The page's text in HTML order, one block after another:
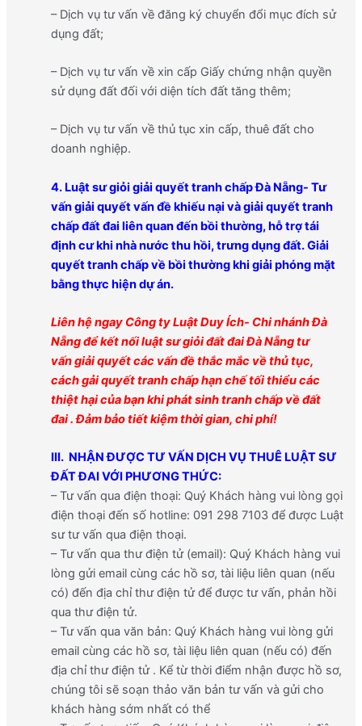
– Dịch vụ tư vấn về đăng ký chuyển đổi mục đích sử
dụng đất;
– Dịch vụ tư vấn về xin cấp Giấy chứng nhận quyền
sử dụng đất đối với diện tích đất tăng thêm;
– Dịch vụ tư vấn về thủ tục xin cấp, thuê đất cho
doanh nghiệp.
4. Luật sư giỏi giải quyết tranh chấp Đà Nẵng- Tư
vấn giải quyết vấn đề khiếu nại và giải quyết tranh
chấp đất đai liên quan đến bồi thường, hỗ trợ tái
định cư khi nhà nước thu hồi, trưng dụng đất. Giải
quyết tranh chấp về bồi thường khi giải phóng mặt
bằng thực hiện dự án.
Liên hệngayCông ty Luật Duy Ích- Chi nhánh Đà
Nẵng đểkết nối luật sư giỏi đất đai Đà Nẵng tư
vấngiải quyết các vấn đề thắc mắc về thủ tục,
cách gải quyết tranh chấp hạn chế tối thiểu các
thiệt hại của bạn khi phát sinh tranh chấp vềđất
đai. Đảm bảo tiết kiệm thời gian, chi phí!
III. NHẬN ĐƯỢC TƯ VẤN DỊCH VỤ THUÊ LUẬT SƯ
ĐẤT ĐAI VỚI PHƯƠNG THỨC:
– Tư vấn qua điện thoại: Quý Khách hàng vui lòng gọi
điện thoại đến số hotline: 091 298 7103 để được Luật
sư tư vấn qua điện thoại.
– Tư vấn qua thư điện tử (email): Quý Khách hàng vui
lòng gửi email cùng các hồ sơ, tài liệu liên quan (nếu
có) đến địa chỉ thư điện tử để được tư vấn, phản hồi
qua thư điện tử.
– Tư vấn qua văn bản: Quý Khách hàng vui lòng gửi
email cùng các hồ sơ, tài liệu liên quan (nếu có) đến
địa chỉ thư điện tử . Kể từ thời điểm nhận được hồ sơ,
chúng tôi sẽ soạn thảo văn bản tư vấn và gửi cho
khách hàng sớm nhất có thể